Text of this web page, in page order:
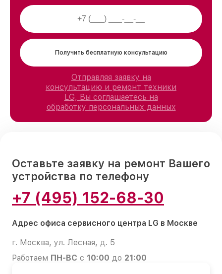
Получить бесплатную консультацию
Отправляя заявку на
консультацию и ремонт техники
LG, Вы соглашаетесь на
обработку персональных данных
Оставьте заявку на ремонт Вашего
устройства по телефону
+7 (495) 152-68-30
Адрес офиса сервисного центра LG в Москве
г. Москва, ул. Лесная, д. 5
Работаем ПН-ВС с 10:00 до 21:00